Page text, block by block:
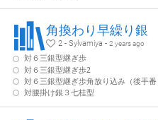
角換わり早繰り銀
2 - Sylvamiya -2 years ago
対６三銀型継ぎ歩
対６三銀型継ぎ歩2
対６三銀型継ぎ歩角放り込み（後手番
対腰掛け銀３七桂型